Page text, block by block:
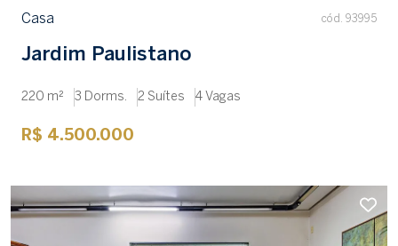
Casa cód. 93995
Jardim Paulistano
220 m² 3 Dorms. 2 Suítes 4 Vagas
R$ 4.500.000